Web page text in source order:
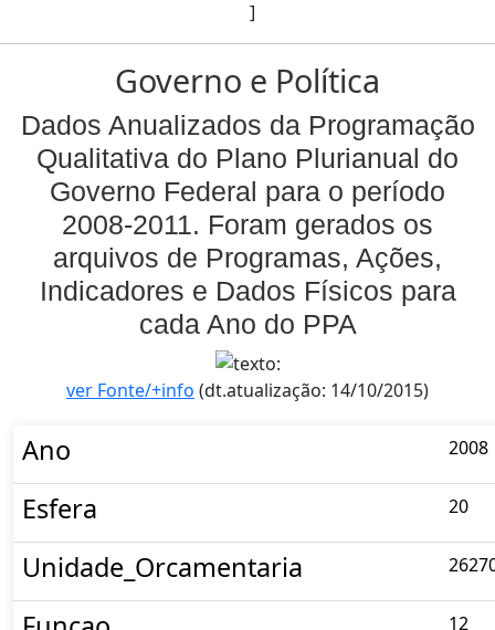
]
Governo e Política
Dados Anualizados da Programação
Qualitativa do Plano Plurianual do
Governo Federal para o período
2008-2011. Foram gerados os
arquivos de Programas, Ações,
Indicadores e Dados Físicos para
cada Ano do PPA
ver Fonte/+info (dt.atualização: 14/10/2015)
Ano 2008
Esfera 20
Unidade_Orcamentaria
12